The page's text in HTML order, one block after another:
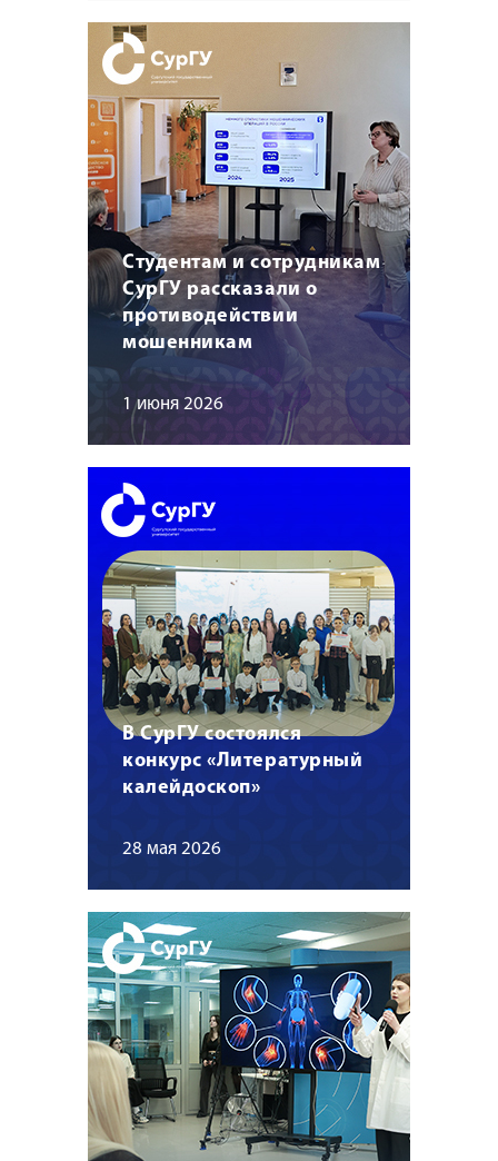
Студентам и сотрудникам
СурГУ рассказали о
противодействии
мошенникам
1 июня 2026
В СурГУ состоялся
конкурс «Литературный
калейдоскоп»
28 мая 2026